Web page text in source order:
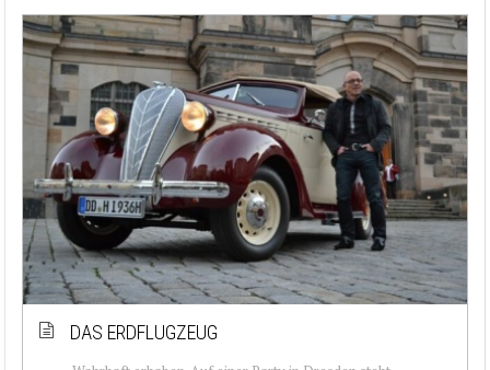
DAS ERDFLUGZEUG